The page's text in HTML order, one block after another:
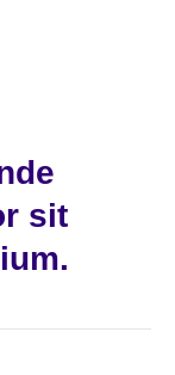
sit